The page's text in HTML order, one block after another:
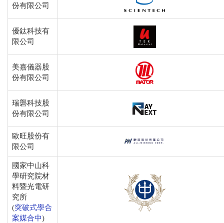
份有限公司
優鈦科技有
限公司
美嘉儀器股
份有限公司
瑞礱科技股
份有限公司
歐旺股份有
限公司
國家中山科
學研究院材
料暨光電研
究所
(突破式學合
案媒合中)